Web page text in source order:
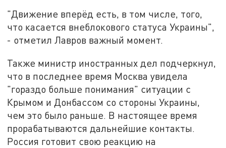
"Движение вперёд есть, в том числе, того,
что касается внеблокового статуса Украины",
- отметил Лавров важный момент.
Также министр иностранных дел подчеркнул,
что в последнее время Москва увидела
"гораздо больше понимания" ситуации с
Крымом и Донбассом со стороны Украины,
чем это было раньше. В настоящее время
прорабатываются дальнейшие контакты.
Россия готовит свою реакцию на